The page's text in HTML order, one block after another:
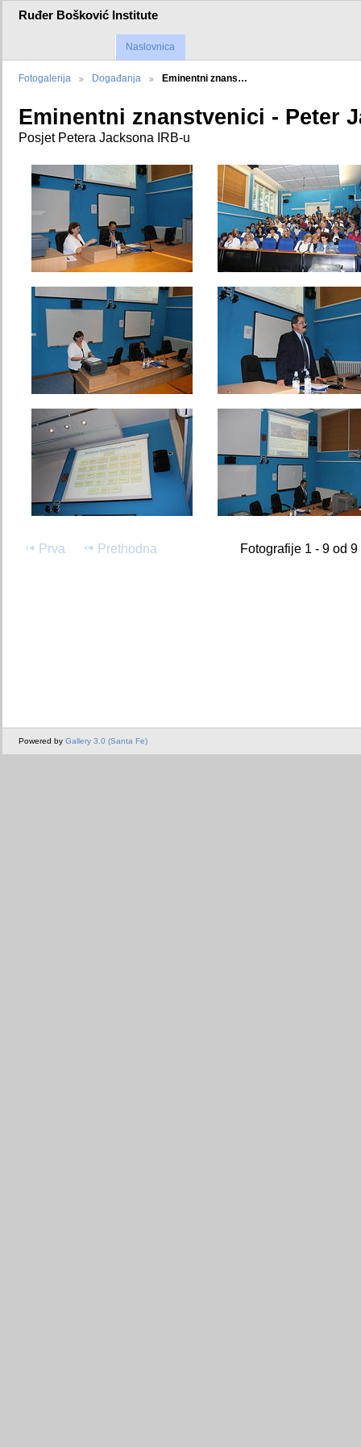
Ruđer Bošković Institute
Naslovnica
Fotogalerija Događanja Eminentni znans…
Eminentni znanstvenici - Peter
Posjet Petera Jacksona IRB-u
Prva Prethodna Fotografije 1 - 9 od 9
Powered by Gallery 3.0 (Santa Fe)